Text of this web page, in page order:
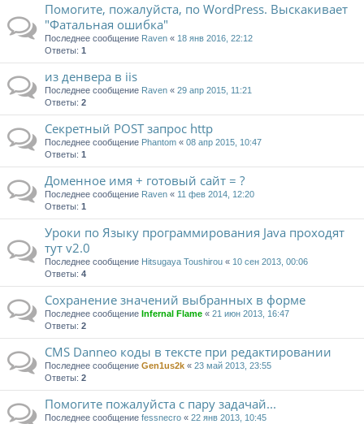
Помогите, пожалуйста, по WordPress. Выскакивает
"Фатальная ошибка"
Последнее сообщение Raven « 18 янв 2016, 22:12
Ответы: 1
из денвера в iis
Последнее сообщение Raven « 29 апр 2015, 11:21
Ответы: 2
Секретный POST запрос http
Последнее сообщение Phantom « 08 апр 2015, 10:47
Ответы: 1
Доменное имя + готовый сайт = ?
Последнее сообщение Raven « 11 фев 2014, 12:20
Ответы: 1
Уроки по Языку программирования Java проходят
тут v2.0
Последнее сообщение Hitsugaya Toushirou « 10 сен 2013, 00:06
Ответы: 4
Сохранение значений выбранных в форме
Последнее сообщение Infernal Flame « 21 июн 2013, 16:47
Ответы: 2
CMS Danneo коды в тексте при редактировании
Последнее сообщение Gen1us2k « 23 май 2013, 23:55
Ответы: 2
Помогите пожалуйста с пару задачай...
Последнее сообщение fessnecro « 22 янв 2013, 10:45